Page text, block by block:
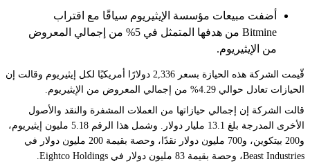
أضفت مبيعات مؤسسة الإيثيريوم سياقًا مع اقتراب
Bitmine من هدفها المتمثل في 5% من إجمالي المعروض
من الإيثيريوم.
قّيمت الشركة هذه الحيازة بسعر 2,336 دولارًا أمريكيًا لكل إيثيريوم وقالت إن
الحيازات تعادل حوالي 4.29% من إجمالي المعروض من الإيثيريوم.
قالت الشركة إن إجمالي حيازاتها من العملات المشفرة والنقد والأصول
الأخرى المدرجة بلغ 13.1 مليار دولار. وشمل هذا الرقم 5.18 مليون إيثيريوم،
و200 بيتكوين، و700 مليون دولار نقدًا، وحصة بقيمة 200 مليون دولار في
Beast Industries، وحصة بقيمة 83 مليون دولار في Eightco Holdings.